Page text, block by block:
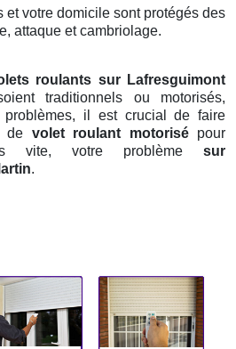
et votre domicile sont protégés des
attaque et cambriolage.
roulants sur Lafresguimont
traditionnels ou motorisés,
problèmes, il est crucial de faire
de volet roulant motorisépour
vite, votre problème sur
.